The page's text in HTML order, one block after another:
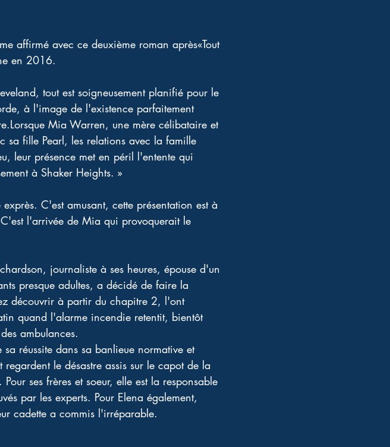
affirmé avec ce deuxième roman après«Tout
en 2016.
tout est soigneusement planifié pour le
à l'image de l'existence parfaitement
Mia Warren, une mère célibataire et
sa fille Pearl, les relations avec la famille
leur présence met en péril l'entente qui
à Shaker Heights. »
C'est amusant, cette présentation est à
l'arrivée de Mia qui provoquerait le
journaliste à ses heures, épouse d'un
presque adultes, a décidé de faire la
découvrir à partir du chapitre 2, l'ont
quand l'alarme incendie retentit, bientôt
ambulances.
réussite dans sa banlieue normative et
le désastre assis sur le capot de la
ses frères et soeur, elle est la responsable
par les experts. Pour Elena également,
cadette a commis l'irréparable.